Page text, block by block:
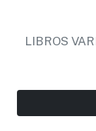
LIBROS